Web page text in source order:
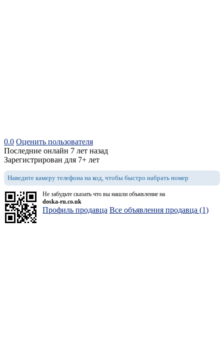
0.0 Оценить пользователя
Последние онлайн 7 лет назад
Зарегистрирован для 7+ лет
Наведите камеру телефона на код, чтобы быстро набрать номер
Не забудьте сказать что вы нашли объявление на
doska-ru.co.uk
Профиль продавца Все объявления продавца (1)